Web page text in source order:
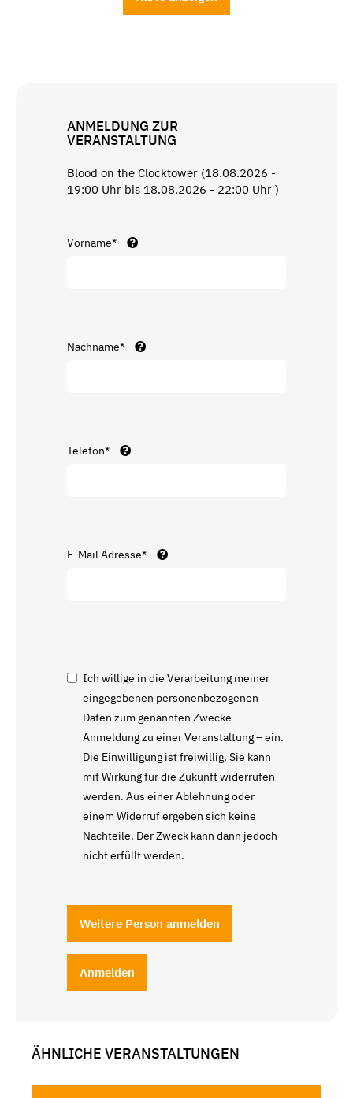
ANMELDUNG ZUR
VERANSTALTUNG
Blood on the Clocktower (18.08.2026 -
19:00 Uhr bis 18.08.2026 - 22:00 Uhr )
Vorname*
Nachname*
Telefon*
E-Mail Adresse*
Ich willige in die Verarbeitung meiner
eingegebenen personenbezogenen
Daten zum genannten Zwecke –
Anmeldung zu einer Veranstaltung – ein.
Die Einwilligung ist freiwillig. Sie kann
mit Wirkung für die Zukunft widerrufen
werden. Aus einer Ablehnung oder
einem Widerruf ergeben sich keine
Nachteile. Der Zweck kann dann jedoch
nicht erfüllt werden.
Weitere Person anmelden
Anmelden
ÄHNLICHE VERANSTALTUNGEN